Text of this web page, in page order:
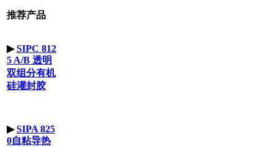
推荐产品
▶SIPC 812
5 A/B 透明
双组分有机
硅灌封胶
▶SIPA 825
0自粘导热